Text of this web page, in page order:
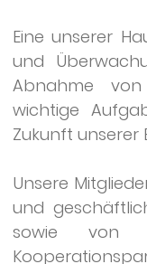
Eine unserer
und
Abnahme
wichtige
Zukunft unserer
Unsere
und
sowie von